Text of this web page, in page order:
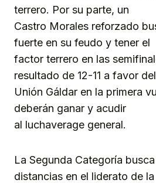
terrero. Por su parte, un
Castro Morales reforzado
fuerte en su feudo y tener el
factor terrero en las
resultado de 12-11 a favor del
Unión Gáldar en la primera
deberán ganar y acudir
al luchaverage general.
La Segunda Categoría
distancias en el liderato de la